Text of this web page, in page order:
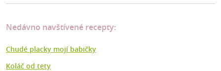
Nedávno navštívené recepty:
Chudé placky mojí babičky
Koláč od tety